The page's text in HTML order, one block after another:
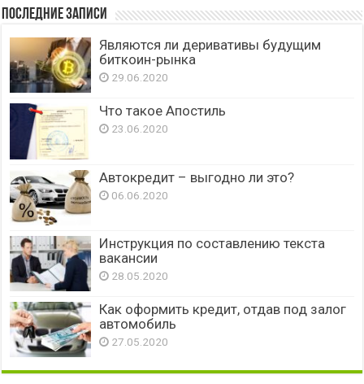
Последние записи
Являются ли деривативы будущим
биткоин-рынка
29.06.2020
Что такое Апостиль
23.06.2020
Автокредит – выгодно ли это?
06.06.2020
Инструкция по составлению текста
вакансии
28.05.2020
Как оформить кредит, отдав под залог
автомобиль
27.05.2020